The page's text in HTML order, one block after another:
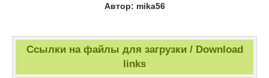
Автор: mika56
Ссылки на файлы для загрузки / Download
links